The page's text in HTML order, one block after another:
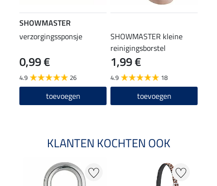
SHOWMASTER
verzorgingssponsje
0,99 €
4.9 26
toevoegen
SHOWMASTER kleine
reinigingsborstel
1,99 €
4.9 18
toevoegen
KLANTEN KOCHTEN OOK